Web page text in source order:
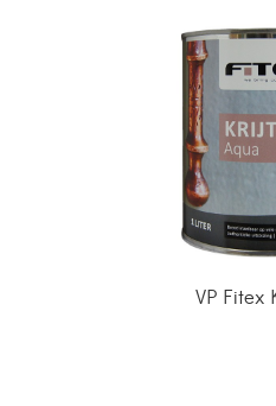
VP Fitex